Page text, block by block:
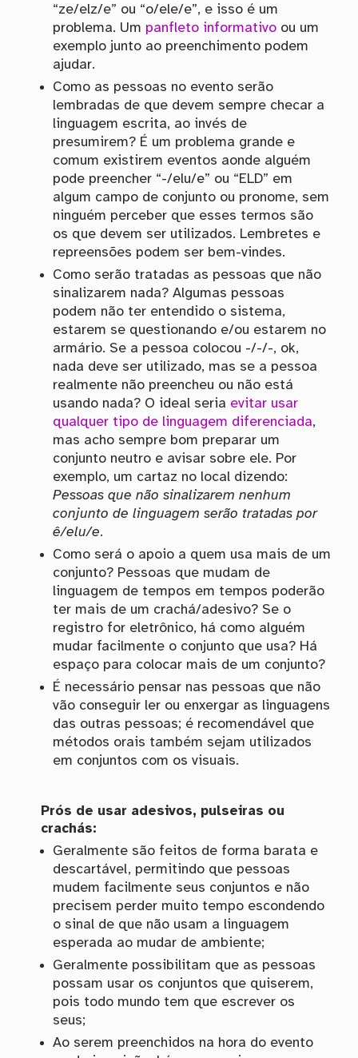
“ze/elz/e” ou “o/ele/e”, e isso é um
problema. Um panfleto informativoou um
exemplo junto ao preenchimento podem
ajudar.
Como as pessoas no evento serão
lembradas de que devem sempre checar a
linguagem escrita, ao invés de
presumirem? É um problema grande e
comum existirem eventos aonde alguém
pode preencher “-/elu/e” ou “ELD” em
algum campo de conjunto ou pronome, sem
ninguém perceber que esses termos são
os que devem ser utilizados. Lembretes e
repreensões podem ser bem-vindes.
Como serão tratadas as pessoas que não
sinalizarem nada? Algumas pessoas
podem não ter entendido o sistema,
estarem se questionando e/ou estarem no
armário. Se a pessoa colocou -/-/-, ok,
nada deve ser utilizado, mas se a pessoa
realmente não preencheu ou não está
usando nada? O ideal seria evitar usar
qualquer tipo de linguagem diferenciada,
mas acho sempre bom preparar um
conjunto neutro e avisar sobre ele. Por
exemplo, um cartaz no local dizendo:
Pessoas que não sinalizarem nenhum
conjunto de linguagem serão tratadas por
ê/elu/e.
Como será o apoio a quem usa mais de um
conjunto? Pessoas que mudam de
linguagem de tempos em tempos poderão
ter mais de um crachá/adesivo? Se o
registro for eletrônico, há como alguém
mudar facilmente o conjunto que usa? Há
espaço para colocar mais de um conjunto?
É necessário pensar nas pessoas que não
vão conseguir ler ou enxergar as linguagens
das outras pessoas; é recomendável que
métodos orais também sejam utilizados
em conjuntos com os visuais.
Prós de usar adesivos, pulseiras ou
crachás:
Geralmente são feitos de forma barata e
descartável, permitindo que pessoas
mudem facilmente seus conjuntos e não
precisem perder muito tempo escondendo
o sinal de que não usam a linguagem
esperada ao mudar de ambiente;
Geralmente possibilitam que as pessoas
possam usar os conjuntos que quiserem,
pois todo mundo tem que escrever os
seus;
Ao serem preenchidos na hora do evento